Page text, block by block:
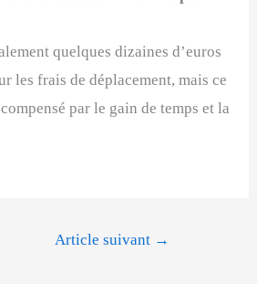
quelques dizaines d’euros
les frais de déplacement, mais ce
par le gain de temps et la
Article suivant →